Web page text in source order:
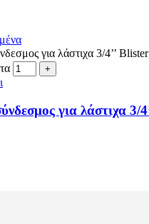
για λάστιχα 3/4’’
για λάστιχα 3/